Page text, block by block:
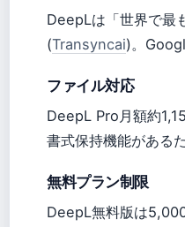
DeepLは「世界で最
(Transyncai)。
ファイル対応
DeepL Pro月額約
書式保持機能がある
無料プラン制限
DeepL無料版は